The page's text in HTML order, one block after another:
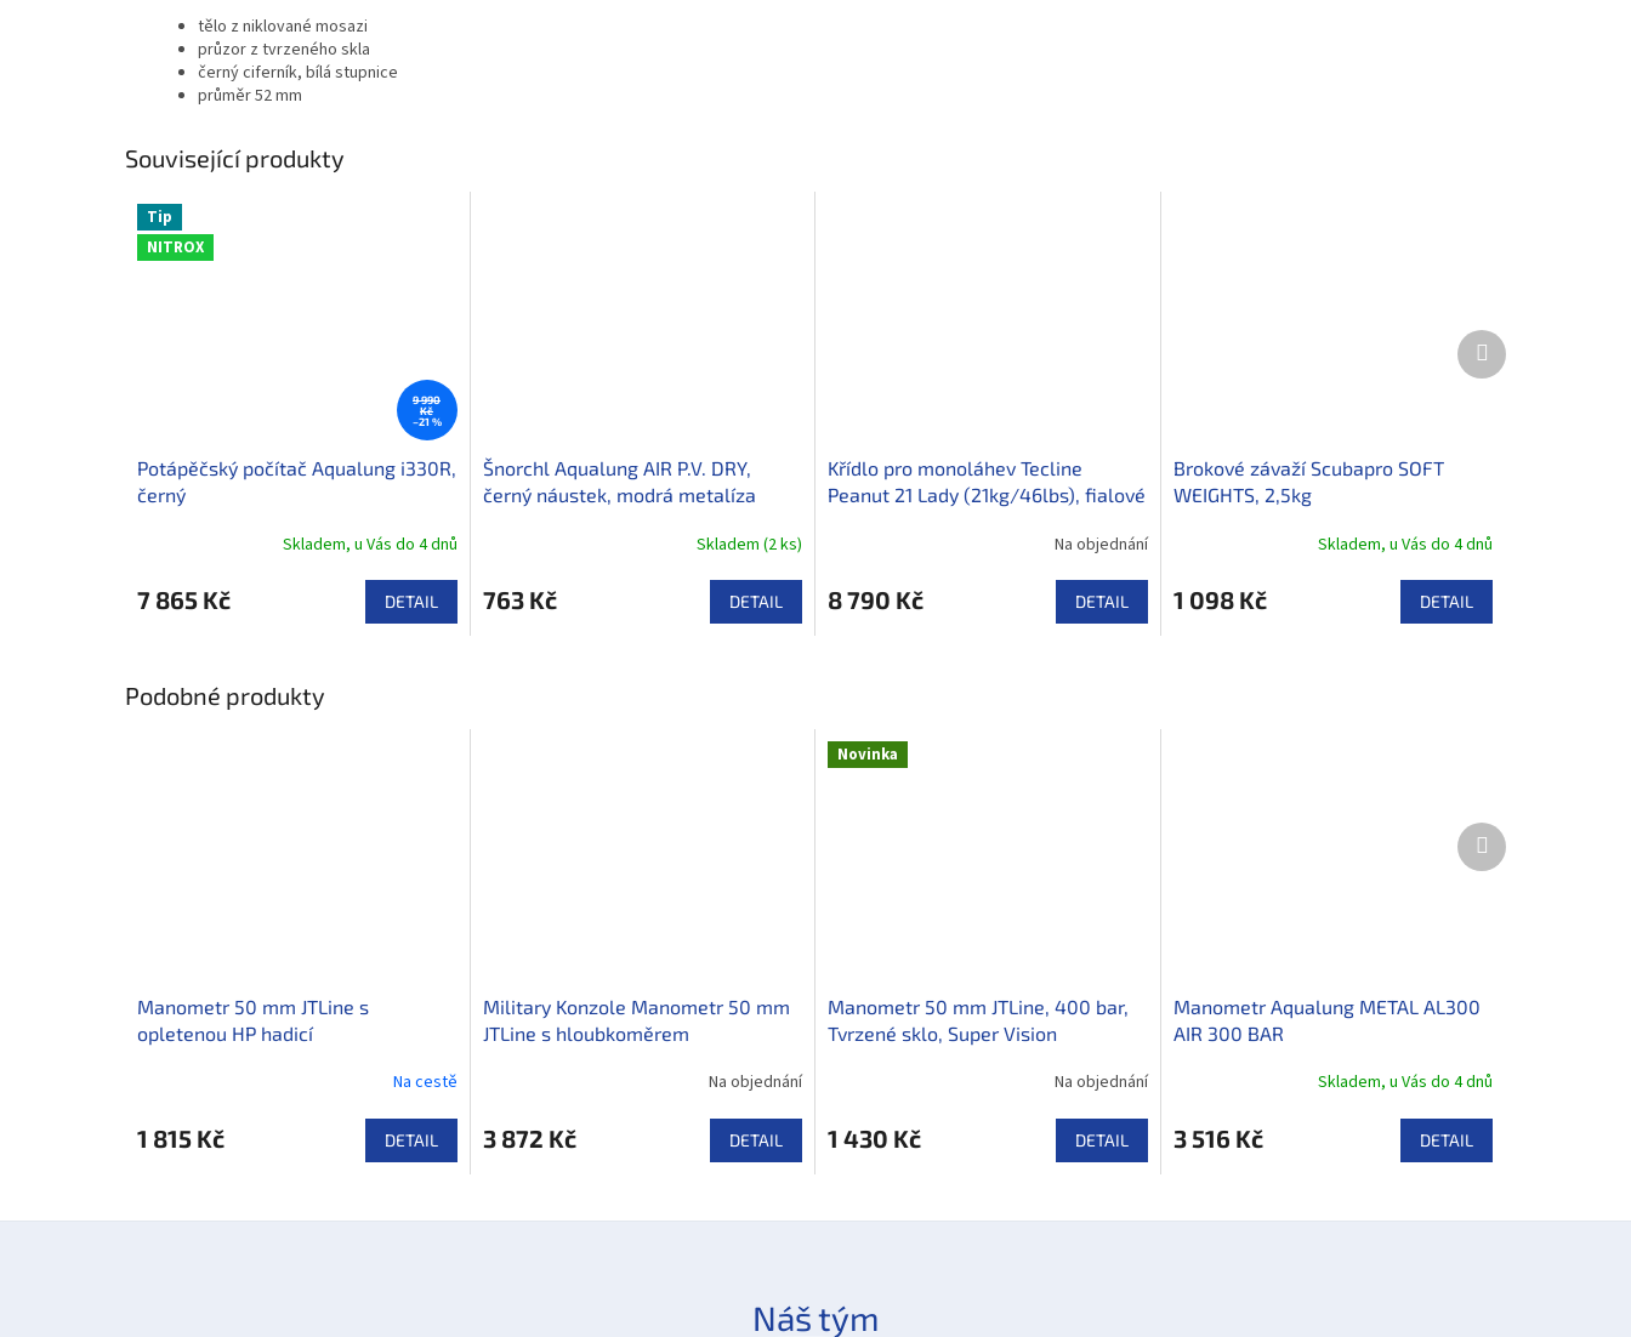
tělo z niklované mosazi
průzor z tvrzeného skla
černý ciferník, bílá stupnice
průměr 52 mm
Související produkty
Tip
NITROX
9 990
Kč
–21 %
Potápěčský počítač Aqualung i330R,
černý
Skladem, u Vás do 4 dnů
7 865 Kč DETAIL
Šnorchl Aqualung AIR P.V. DRY,
černý náustek, modrá metalíza
Skladem (2 ks)
763 Kč DETAIL
Křídlo pro monoláhev Tecline
Peanut 21 Lady (21kg/46lbs), fialové
Na objednání
8 790 Kč DETAIL
Brokové závaží Scubapro SOFT
WEIGHTS, 2,5kg
Skladem, u Vás do 4 dnů
1 098 Kč DETAIL
Další
produkt
Podobné produkty
Manometr 50 mm JTLine s
opletenou HP hadicí
Na cestě
1 815 Kč DETAIL
Military Konzole Manometr 50 mm
JTLine s hloubkoměrem
Na objednání
3 872 Kč DETAIL
Novinka
Manometr 50 mm JTLine, 400 bar,
Tvrzené sklo, Super Vision
Na objednání
1 430 Kč DETAIL
Manometr Aqualung METAL AL300
AIR 300 BAR
Skladem, u Vás do 4 dnů
3 516 Kč DETAIL
Další
produkt
Náš tým